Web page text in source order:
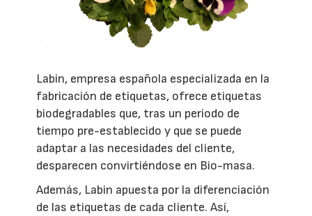
Labin, empresa española especializada en la
fabricación de etiquetas, ofrece etiquetas
biodegradables que, tras un periodo de
tiempo pre-establecido y que se puede
adaptar a las necesidades del cliente,
desparecen convirtiéndose en Bio-masa.
Además, Labin apuesta por la diferenciación
de las etiquetas de cada cliente. Así,